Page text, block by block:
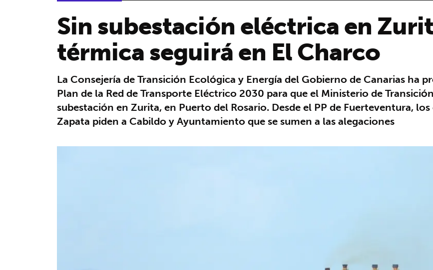
Sin subestación eléctrica en
térmica seguirá en El Charco
La Consejería de Transición Ecológica y Energía del Gobierno de Canarias ha
Plan de la Red de Transporte Eléctrico 2030 para que el Ministerio de
subestación en Zurita, en Puerto del Rosario. Desde el PP de Fuerteventura,
Zapata piden a Cabildo y Ayuntamiento que se sumen a las alegaciones